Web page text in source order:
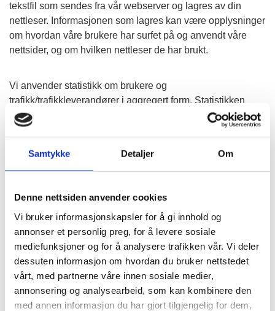
Samtykke Detaljer Om
Denne nettsiden anvender cookies
Vi bruker informasjonskapsler for å gi innhold og
annonser et personlig preg, for å levere sosiale
mediefunksjoner og for å analysere trafikken vår. Vi deler
dessuten informasjon om hvordan du bruker nettstedet
vårt, med partnerne våre innen sosiale medier,
annonsering og analysearbeid, som kan kombinere den
med annen informasjon du har gjort tilgjengelig for dem,
tekstfil som sendes fra vår webserver og lagres av din
nettleser. Informasjonen som lagres kan være opplysninger
om hvordan våre brukere har surfet på og anvendt våre
nettsider, og om hvilken nettleser de har brukt.
Vi anvender statistikk om brukere og
trafikk/trafikkleverandører i aggregert form. Statistikken
inneholder aldri noen form for personlig informasjon, alt er
anonymt. IP-adresser lagres ikke i vår database der vi
som bruker aldri kobles sammen med din identitet. Din IP-
adresse lagres av sikkerhetsmessige årsaker bare i de
Formål:
Utvikle og forbedre nettstedet gjennom å forstå
hvordan det anvendes.
Beregne og rapportere brukerantall og trafikk.
Gjøre det lettere for deg å navigere på nettstedet.